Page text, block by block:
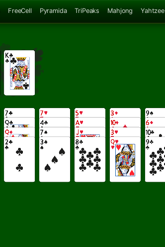
FreeCell Pyramida TriPeaks Mahjong Yahtzee